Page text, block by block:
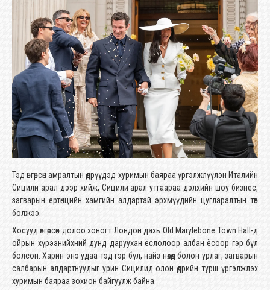
Тэд өнгөрсөн амралтын өдрүүдэд хуримын баяраа үргэлжлүүлэн Италийн
Сицили арал дээр хийж, Сицили арал утгаараа дэлхийн шоу бизнес,
загварын ертөнцийн хамгийн алдартай эрхмүүдийн цугларалтын төв
болжээ.
Хосууд өнгөрсөн долоо хоногт Лондон дахь Old Marylebone Town Hall-д
ойрын хүрээнийхний дунд даруухан ёслолоор албан ёсоор гэр бүл
болсон. Харин энэ удаа тэд гэр бүл, найз нөхөд болон урлаг, загварын
салбарын алдартнуудыг урин Сицилид олон өдрийн турш үргэлжлэх
хуримын баяраа зохион байгуулж байна.